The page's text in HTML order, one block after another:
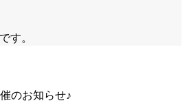
す。
のお知らせ♪